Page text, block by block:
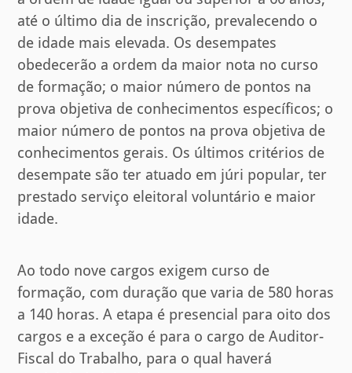
até o último dia de inscrição, prevalecendo o
de idade mais elevada. Os desempates
obedecerão a ordem da maior nota no curso
de formação; o maior número de pontos na
prova objetiva de conhecimentos específicos; o
maior número de pontos na prova objetiva de
conhecimentos gerais. Os últimos critérios de
desempate são ter atuado em júri popular, ter
prestado serviço eleitoral voluntário e maior
idade.
Ao todo nove cargos exigem curso de
formação, com duração que varia de 580 horas
a 140 horas. A etapa é presencial para oito dos
cargos e a exceção é para o cargo de Auditor-
Fiscal do Trabalho, para o qual haverá